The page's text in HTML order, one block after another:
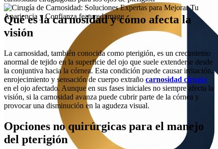
Qué es la carnosidad y cómo afecta la
visión
La carnosidad, también conocida como pterigión, es un crecimiento
anormal de tejido en la superficie del ojo que suele extenderse desde
la conjuntiva hacia la córnea. Esta condición puede causar irritación,
enrojecimiento y sensación de cuerpo extraño carnosidad cirugía
en el ojo afectado. Aunque en sus fases iniciales no siempre afecta la
visión, si la carnosidad avanza puede cubrir parte de la córnea y
provocar una disminución en la agudeza visual.
Opciones no quirúrgicas para el manejo
del pterigión